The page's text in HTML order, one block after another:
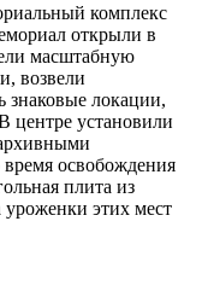
комплекс
открыли в
масштабную
возвели
локации,
центре установили
освобождения
плита из
уроженки этих мест